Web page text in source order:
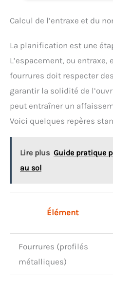
Calcul de l’entraxe et du
La planification est une
L’espacement, ou
fourrures doit respecter
garantir la solidité de
peut entraîner un
Voici quelques repères
Lire plus Guide pratique
au sol
Élément
Fourrures (profilés
métalliques)